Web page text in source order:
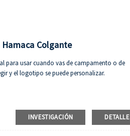
Colgante
para usar cuando vas de campamento o de
y el logotipo se puede personalizar.
INVESTIGACIÓN DETALLE